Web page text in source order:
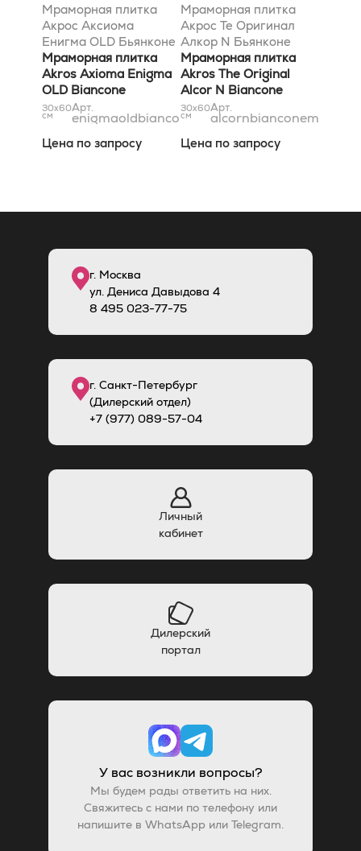
Мраморная плитка
Акрос Аксиома
Енигма OLD Бьянконе
30,5x52,8
Мраморная плитка
Akros Axioma Enigma
OLD Biancone
30,5x52,8
30x60
см
Арт.
enigmaoldbiancone31x53
Цена по запросу
Мраморная плитка
Акрос Те Оригинал
Алкор N Бьянконе
Мултиколор 30,5x61
Мраморная плитка
Akros The Original
Alcor N Biancone
Multicolor 30,5x61
30x60
см
Арт.
Цена по запросу
г. Москва
ул. Дениса Давыдова 4
8 495 023-77-75
г. Санкт-Петербург
(Дилерский отдел)
+7 (977) 089-57-04
Личный
кабинет
Дилерский
портал
У вас возникли вопросы?
Мы будем рады ответить на них.
Свяжитесь с нами по телефону или
напишите в WhatsApp или Telegram.